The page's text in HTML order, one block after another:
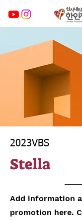
2023VBS
Stella
Add information
promotion here.